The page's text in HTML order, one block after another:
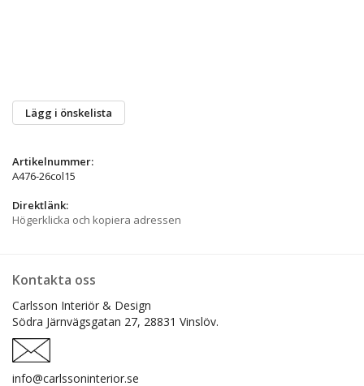
Lägg i önskelista
Artikelnummer:
A476-26col15
Direktlänk:
Högerklicka och kopiera adressen
Kontakta oss
Carlsson Interiör & Design
Södra Järnvägsgatan 27, 28831 Vinslöv.
info@carlssoninterior.se